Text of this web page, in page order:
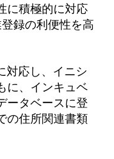
に積極的に対応
録の利便性を高
対応し、イニシ
に、インキュベ
ータベースに登
の住所関連書類